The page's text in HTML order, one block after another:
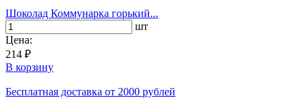
Шоколад Коммунарка горький...
шт
Цена:
214 ₽
В корзину
Бесплатная доставка от 2000 рублей